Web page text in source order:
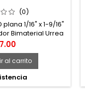
X 2-3/8" URREA
(0)
1/16" x 1-9/16"
Bimaterial Urrea
planas -Material
alta resistencia, no
se gire. Material
suave, permite
de torque y mejor
para identificar
al carrito